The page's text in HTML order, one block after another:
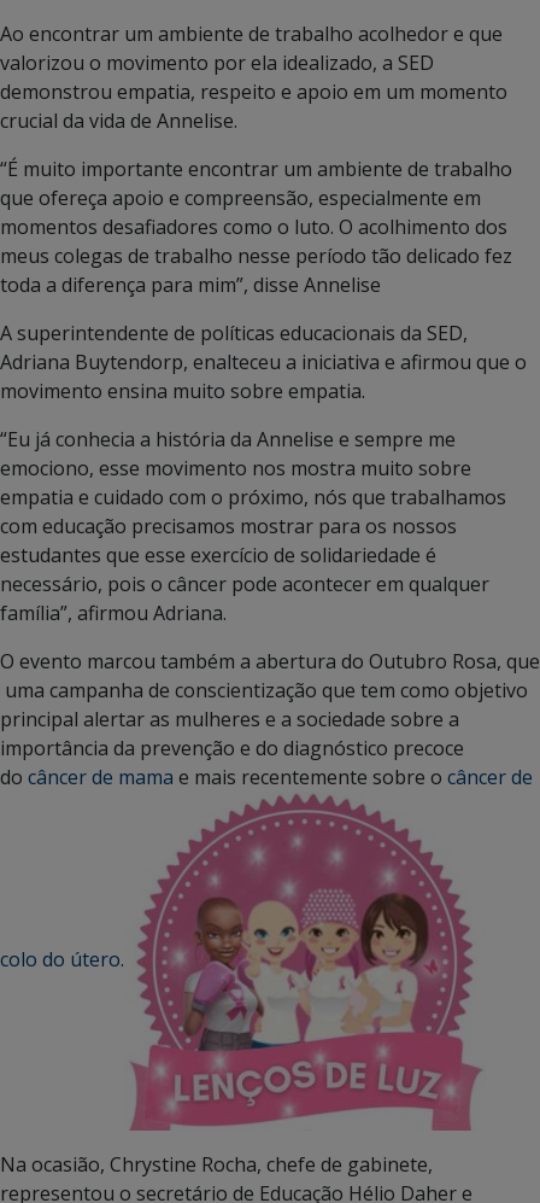
Ao encontrar um ambiente de trabalho acolhedor e que
valorizou o movimento por ela idealizado, a SED
demonstrou empatia, respeito e apoio em um momento
crucial da vida de Annelise.
“É muito importante encontrar um ambiente de trabalho
que ofereça apoio e compreensão, especialmente em
momentos desafiadores como o luto. O acolhimento dos
meus colegas de trabalho nesse período tão delicado fez
toda a diferença para mim”, disse Annelise
A superintendente de políticas educacionais da SED,
Adriana Buytendorp, enalteceu a iniciativa e afirmou que o
movimento ensina muito sobre empatia.
“Eu já conhecia a história da Annelise e sempre me
emociono, esse movimento nos mostra muito sobre
empatia e cuidado com o próximo, nós que trabalhamos
com educação precisamos mostrar para os nossos
estudantes que esse exercício de solidariedade é
necessário, pois o câncer pode acontecer em qualquer
família”, afirmou Adriana.
O evento marcou também a abertura do Outubro Rosa, que
uma campanha de conscientização que tem como objetivo
principal alertar as mulheres e a sociedade sobre a
importância da prevenção e do diagnóstico precoce
do câncer de mama e mais recentemente sobre o câncer de
colo do útero.
Na ocasião, Chrystine Rocha, chefe de gabinete,
representou o secretário de Educação Hélio Daher e